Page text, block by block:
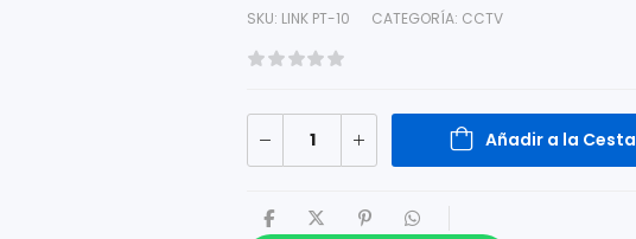
SKU: LINK PT-10 CATEGORÍA: CCTV
Añadir a la Cesta